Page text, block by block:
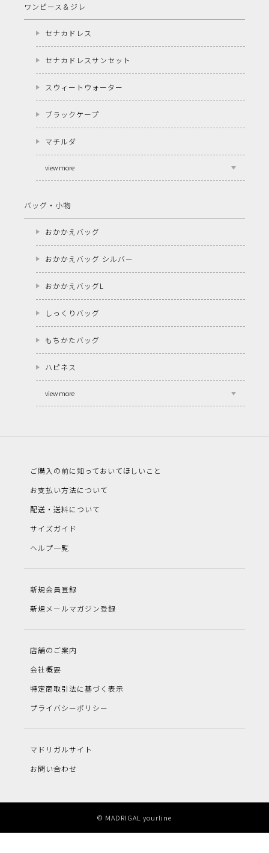
ワンピース＆ジレ
セナカドレス
セナカドレスサンセット
スウィートウォーター
ブラックケープ
マチルダ
view more
バッグ・小物
おかかえバッグ
おかかえバッグ シルバー
おかかえバッグL
しっくりバッグ
もちかたバッグ
ハピネス
view more
ご購入の前に知っておいてほしいこと
お支払い方法について
配送・送料について
サイズガイド
ヘルプ一覧
新規会員登録
新規メールマガジン登録
店舗のご案内
会社概要
特定商取引法に基づく表示
プライバシーポリシー
マドリガルサイト
お問い合わせ
© MADRIGAL yourline